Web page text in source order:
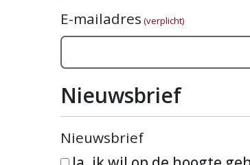
E-mailadres (verplicht)
Nieuwsbrief
Nieuwsbrief